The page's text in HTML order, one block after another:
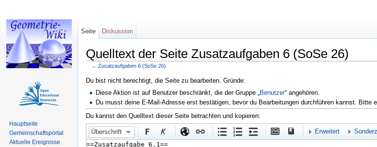
Quelltext der Seite Zusatzaufgaben 6 (SoSe 26)
← Zusatzaufgaben 6 (SoSe 26)
Du bist nicht berechtigt, die Seite zu bearbeiten. Gründe:
Diese Aktion ist auf Benutzer beschränkt, die der Gruppe „
Benutzer“ angehören.
Du musst deine E-Mail-Adresse erst bestätigen, bevor du Bearbeitungen durchführen kannst. Bitte
Du kannst den Quelltext dieser Seite betrachten und kopieren:
Überschrift Erweitert
Seite Diskussion
Hauptseite
Gemeinschaftsportal
Aktuelle Ereignisse